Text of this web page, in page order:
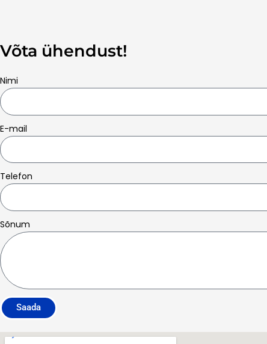
Võta ühendust!
Nimi
E-mail
Telefon
Sõnum
Saada